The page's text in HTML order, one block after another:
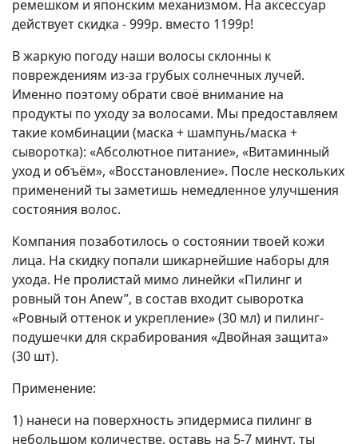
ремешком и японским механизмом. На аксессуар
действует скидка - 999р. вместо 1199р!
В жаркую погоду наши волосы склонны к
повреждениям из-за грубых солнечных лучей.
Именно поэтому обрати своё внимание на
продукты по уходу за волосами. Мы предоставляем
такие комбинации (маска + шампунь/маска +
сыворотка): «Абсолютное питание», «Витаминный
уход и объём», «Восстановление». После нескольких
применений ты заметишь немедленное улучшения
состояния волос.
Компания позаботилось о состоянии твоей кожи
лица. На скидку попали шикарнейшие наборы для
ухода. Не пролистай мимо линейки «Пилинг и
ровный тон Anew”, в состав входит сыворотка
«Ровный оттенок и укрепление» (30 мл) и пилинг-
подушечки для скрабирования «Двойная защита»
(30 шт).
Применение:
1) нанеси на поверхность эпидермиса пилинг в
небольшом количестве, оставь на 5-7 минут, ты